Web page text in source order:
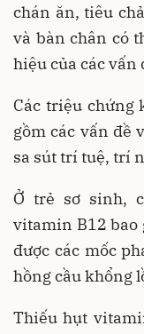
chán ăn, tiêu
và bàn chân có
hiệu của các
Các triệu chứng
gồm các vấn đề
sa sút trí tuệ, trí
Ở trẻ sơ sinh,
vitamin B12 bao
được các mốc
hồng cầu khổng
Thiếu hụt